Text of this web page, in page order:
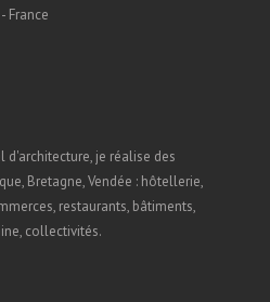
France
je réalise des
Bretagne, Vendée : hôtellerie,
restaurants, bâtiments,
collectivités.